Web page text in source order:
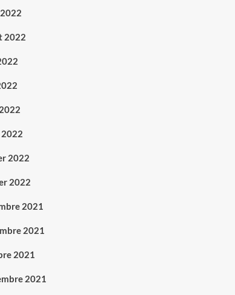
2022
2022
2022
2022
2021
2021
2021
2021